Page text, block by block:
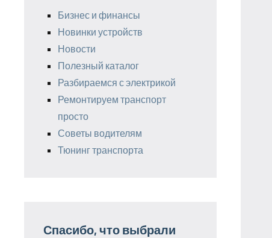
Бизнес и финансы
Новинки устройств
Новости
Полезный каталог
Разбираемся с электрикой
Ремонтируем транспорт
просто
Советы водителям
Тюнинг транспорта
Спасибо, что выбрали